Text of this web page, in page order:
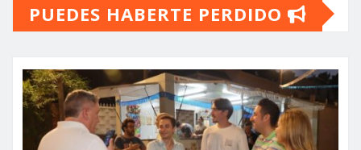
entradas
PUEDES HABERTE PERDIDO